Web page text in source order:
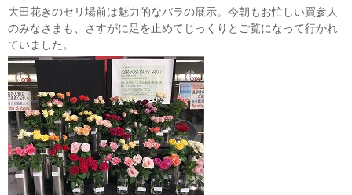
大田花きのセリ場前は魅力的なバラの展示。今朝もお忙しい買参人
のみなさまも、さすがに足を止めてじっくりとご覧になって行かれ
ていました。